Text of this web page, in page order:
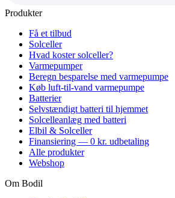
Produkter
Få et tilbud
Solceller
Hvad koster solceller?
Varmepumper
Beregn besparelse med varmepumpe
Køb luft-til-vand varmepumpe
Batterier
Selvstændigt batteri til hjemmet
Solcelleanlæg med batteri
Elbil & Solceller
Finansiering — 0 kr. udbetaling
Alle produkter
Webshop
Om Bodil